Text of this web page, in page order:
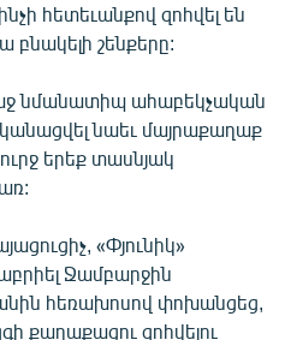
հետեւանքով զոհվել են
բնակելի շենքերը:
նմանատիպ ահաբեկչական
նաեւ մայրաքաղաք
երեք տասնյակ
«Փյունիկ»
Ջամբարջին
հեռախոսով փոխանցեց,
քաղաքացու զոհվելու